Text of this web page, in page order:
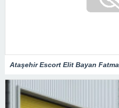
Ataşehir Escort Elit Bayan Fatma